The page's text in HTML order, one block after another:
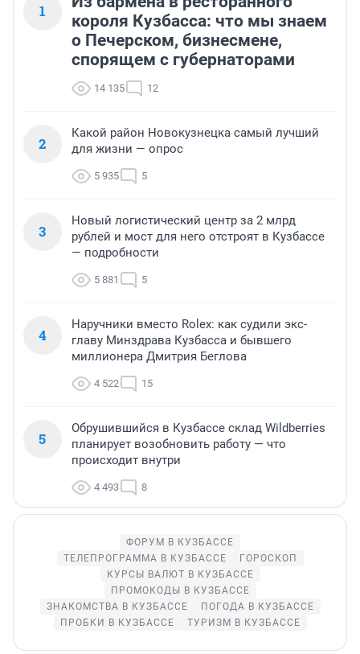
1
короля Кузбасса: что мы знаем
о Печерском, бизнесмене,
спорящем с губернаторами
14 135 12
2
Какой район Новокузнецка самый лучший
для жизни — опрос
5 935 5
3
Новый логистический центр за 2 млрд
рублей и мост для него отстроят в Кузбассе
— подробности
5 881 5
4
Наручники вместо Rolex: как судили экс-
главу Минздрава Кузбасса и бывшего
миллионера Дмитрия Беглова
4 522 15
5
Обрушившийся в Кузбассе склад Wildberries
планирует возобновить работу — что
происходит внутри
4 493 8
ФОРУМ В КУЗБАССЕ
ТЕЛЕПРОГРАММА В КУЗБАССЕ
ГОРОСКОП
КУРСЫ ВАЛЮТ В КУЗБАССЕ
ПРОМОКОДЫ В КУЗБАССЕ
ЗНАКОМСТВА В КУЗБАССЕ
ПОГОДА В КУЗБАССЕ
ПРОБКИ В КУЗБАССЕ
ТУРИЗМ В КУЗБАССЕ